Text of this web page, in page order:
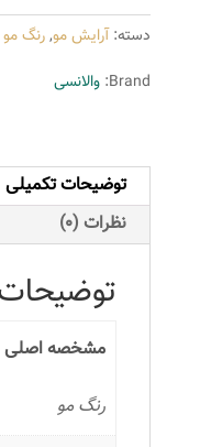
سری
دودی
مدل
خیلی
روشن
شماره
A8
عدد
دسته:آرایش مو,رنگ مو
Brand: والانسی
توضیحات تکمیلی
نظرات (0)
مشخصه اصلی
رنگ مو